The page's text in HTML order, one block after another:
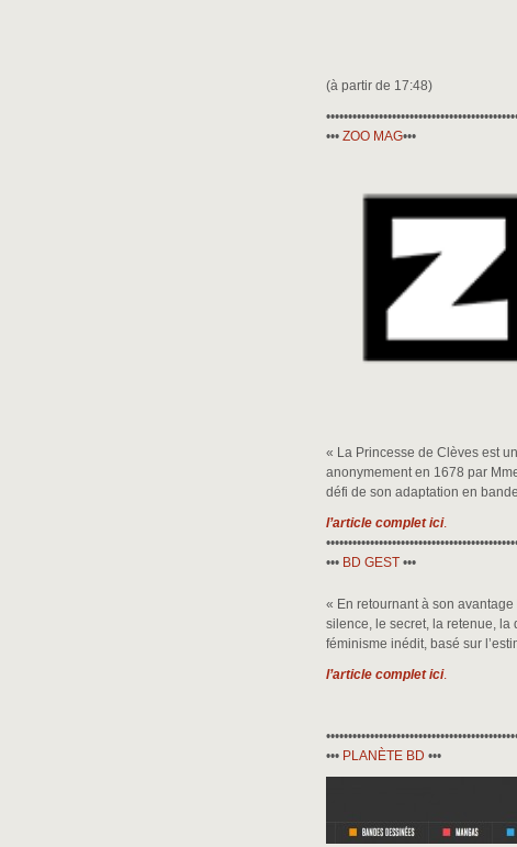
(à partir de 17:48)
••• ZOO MAG•••
« La Princesse de Clèves est
anonymement en 1678 par
défi de son adaptation en
l’article complet ici.
••• BD GEST •••
« En retournant à son
silence, le secret, la retenue, la
féminisme inédit, basé sur
l’article complet ici.
••• PLANÈTE BD •••